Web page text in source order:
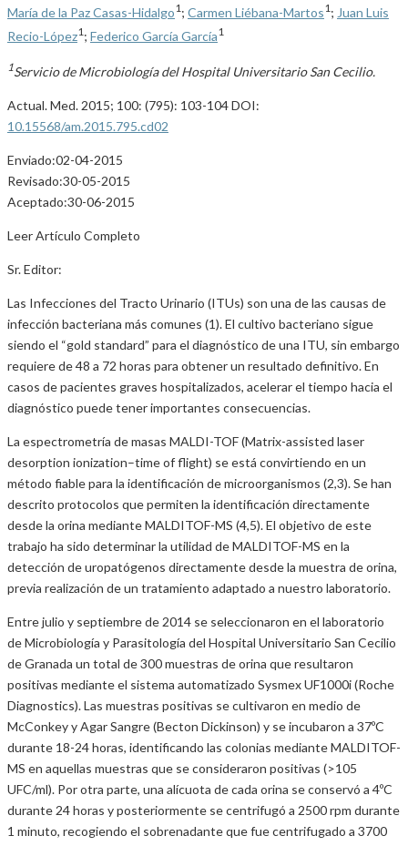
María de la Paz Casas-Hidalgo1 ; Carmen Liébana-Martos1 ; Juan Luis
Recio-López1 ; Federico García García1
1Servicio de Microbiología del Hospital Universitario San Cecilio.
Actual. Med. 2015; 100: (795): 103-104 DOI:
10.15568/am.2015.795.cd02
Enviado:02-04-2015
Revisado:30-05-2015
Aceptado:30-06-2015
Leer Artículo Completo
Sr. Editor:
Las Infecciones del Tracto Urinario (ITUs) son una de las causas de
infección bacteriana más comunes (1). El cultivo bacteriano sigue
siendo el “gold standard” para el diagnóstico de una ITU, sin embargo
requiere de 48 a 72 horas para obtener un resultado definitivo. En
casos de pacientes graves hospitalizados, acelerar el tiempo hacia el
diagnóstico puede tener importantes consecuencias.
La espectrometría de masas MALDI-TOF (Matrix-assisted laser
desorption ionization–time of flight) se está convirtiendo en un
método fiable para la identificación de microorganismos (2,3). Se han
descrito protocolos que permiten la identificación directamente
desde la orina mediante MALDITOF-MS (4,5). El objetivo de este
trabajo ha sido determinar la utilidad de MALDITOF-MS en la
detección de uropatógenos directamente desde la muestra de orina,
previa realización de un tratamiento adaptado a nuestro laboratorio.
Entre julio y septiembre de 2014 se seleccionaron en el laboratorio
de Microbiología y Parasitología del Hospital Universitario San Cecilio
de Granada un total de 300 muestras de orina que resultaron
positivas mediante el sistema automatizado Sysmex UF1000i (Roche
Diagnostics). Las muestras positivas se cultivaron en medio de
McConkey y Agar Sangre (Becton Dickinson) y se incubaron a 37ºC
durante 18-24 horas, identificando las colonias mediante MALDITOF-
MS en aquellas muestras que se consideraron positivas (>105
UFC/ml). Por otra parte, una alícuota de cada orina se conservó a 4ºC
durante 24 horas y posteriormente se centrifugó a 2500 rpm durante
1 minuto, recogiendo el sobrenadante que fue centrifugado a 3700